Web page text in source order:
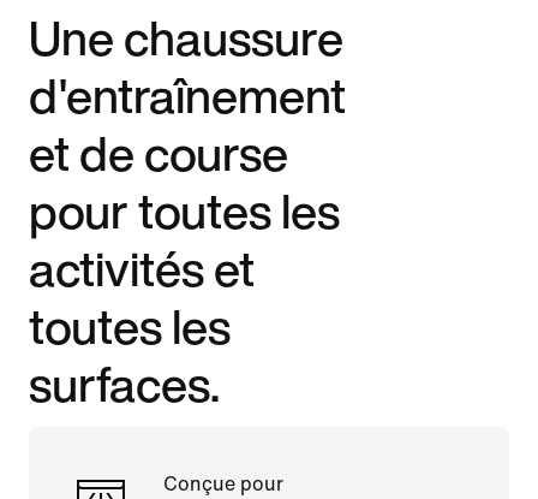
Une chaussure
d'entraînement
et de course
pour toutes les
activités et
toutes les
surfaces.
Conçue pour